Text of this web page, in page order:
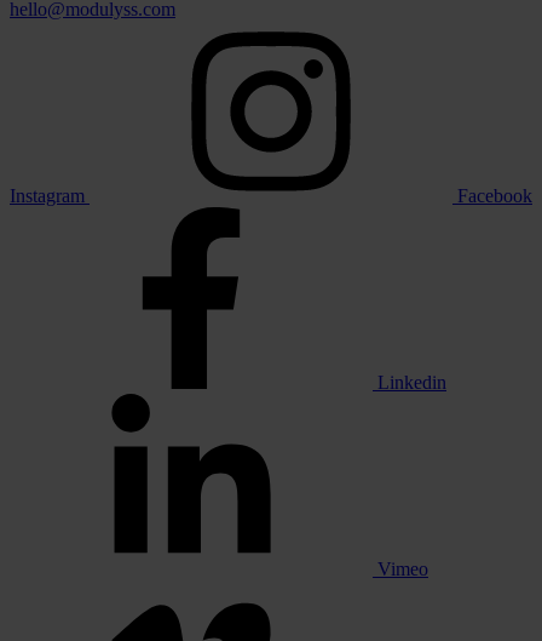
hello@modulyss.com
Instagram Facebook
Linkedin
Vimeo